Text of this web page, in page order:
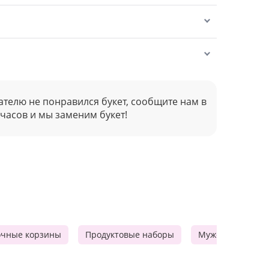
не понравился букет, сообщите нам в
и мы заменим букет!
корзины Продуктовые наборы Мужские